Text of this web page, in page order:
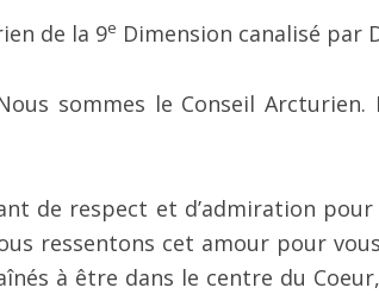
de la 9e Dimension canalisé par
sommes le Conseil
de respect et d’admiration
ressentons cet amour pour
à être dans le centre du